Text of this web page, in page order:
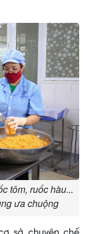
tôm, ruốc hàu...
ưa chuộng